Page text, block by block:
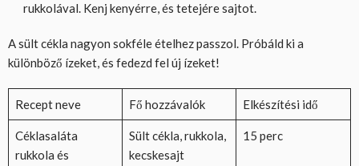
rukkolával. Kenj kenyérre, és tetejére sajtot.
A sült cékla nagyon sokféle ételhez passzol. Próbáld ki a
különböző ízeket, és fedezd fel új ízeket!
Recept neve Fő hozzávalók Elkészítési idő
Céklasaláta
rukkola és
Sült cékla, rukkola,
kecskesajt
15 perc